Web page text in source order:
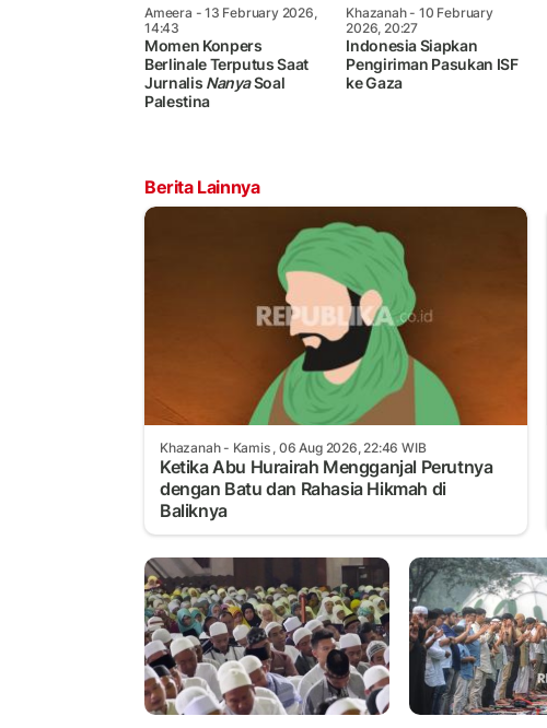
Ameera - 13 February 2026,
14:43
Momen Konpers
Berlinale Terputus Saat
Jurnalis NanyaSoal
Palestina
Khazanah- 10 February
2026, 20:27
Indonesia Siapkan
Pengiriman Pasukan ISF
ke Gaza
Berita Lainnya
Khazanah- Kamis , 06 Aug 2026, 22:46 WIB
Ketika Abu Hurairah Mengganjal Perutnya
dengan Batu dan Rahasia Hikmah di
Baliknya